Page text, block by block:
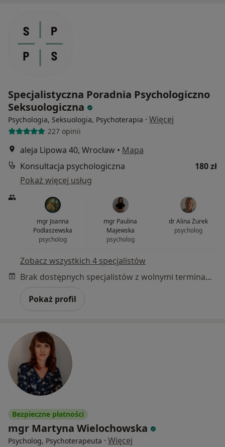
Specjalistyczna Poradnia Psychologiczno
Seksuologiczna
Psychologia, Seksuologia, Psychoterapia · Więcej
227 opinii
aleja Lipowa 40, Wrocław • Mapa
Konsultacja psychologiczna
180 zł
Pokaż więcej usług
mgr Joanna
Podlaszewska
psycholog
mgr Paulina
Majewska
psycholog
dr Alina Żurek
psycholog
Zobacz wszystkich 4 specjalistów
Brak dostępnych specjalistów z wolnymi terminami w tym centrum medycznym.
Pokaż profil
Bezpieczne płatności
mgr Martyna Wielochowska
Psycholog, Psychoterapeuta · Więcej